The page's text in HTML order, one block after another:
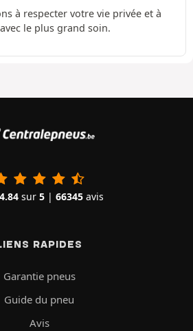
à respecter votre vie privée et à
le plus grand soin.
4.84 sur 5 | 66345 avis
RAPIDES
Garantie pneus
Guide du pneu
Avis